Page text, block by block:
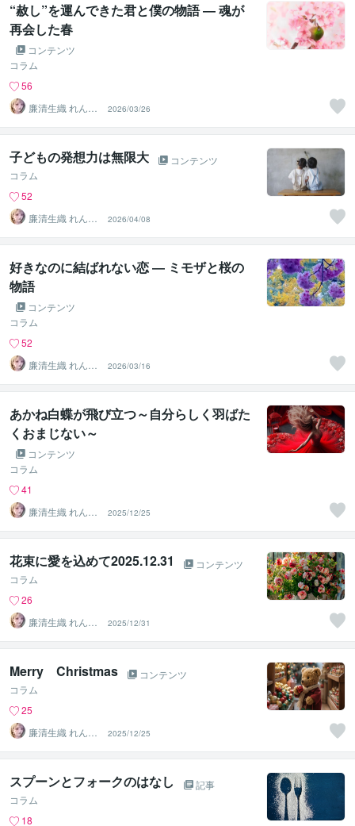
“赦し”を運んできた君と僕の物語 ― 魂が
再会した春
コンテンツ
コラム
56
廉清生織 れんせ
い さき
2026/03/26
子どもの発想力は無限大
コンテンツ
コラム
52
廉清生織 れんせ
い さき
2026/04/08
好きなのに結ばれない恋 ― ミモザと桜の
物語
コンテンツ
コラム
52
廉清生織 れんせ
い さき
2026/03/16
あかね白蝶が飛び立つ～自分らしく羽ばた
くおまじない～
コンテンツ
コラム
41
廉清生織 れんせ
い さき
2025/12/25
花束に愛を込めて2025.12.31
コンテンツ
コラム
26
廉清生織 れんせ
い さき
2025/12/31
Merry Christmas
コンテンツ
コラム
25
廉清生織 れんせ
い さき
2025/12/25
スプーンとフォークのはなし
記事
コラム
18